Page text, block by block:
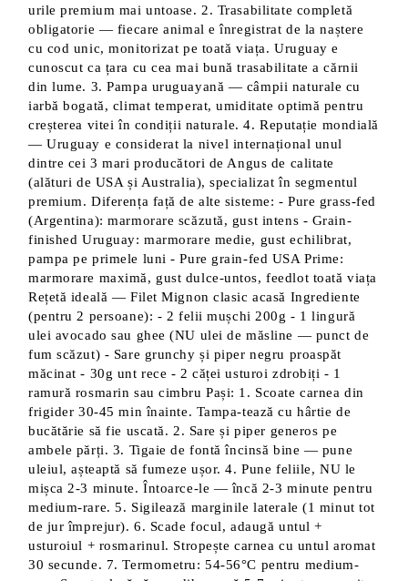
urile premium mai untoase. 2. Trasabilitate completă
obligatorie — fiecare animal e înregistrat de la naștere
cu cod unic, monitorizat pe toată viața. Uruguay e
cunoscut ca țara cu cea mai bună trasabilitate a cărnii
din lume. 3. Pampa uruguayană — câmpii naturale cu
iarbă bogată, climat temperat, umiditate optimă pentru
creșterea vitei în condiții naturale. 4. Reputație mondială
— Uruguay e considerat la nivel internațional unul
dintre cei 3 mari producători de Angus de calitate
(alături de USA și Australia), specializat în segmentul
premium. Diferența față de alte sisteme: - Pure grass-fed
(Argentina): marmorare scăzută, gust intens - Grain-
finished Uruguay: marmorare medie, gust echilibrat,
pampa pe primele luni - Pure grain-fed USA Prime:
marmorare maximă, gust dulce-untos, feedlot toată viața
Rețetă ideală — Filet Mignon clasic acasă Ingrediente
(pentru 2 persoane): - 2 felii mușchi 200g - 1 lingură
ulei avocado sau ghee (NU ulei de măsline — punct de
fum scăzut) - Sare grunchy și piper negru proaspăt
măcinat - 30g unt rece - 2 căței usturoi zdrobiți - 1
ramură rosmarin sau cimbru Pași: 1. Scoate carnea din
frigider 30-45 min înainte. Tampa-tează cu hârtie de
bucătărie să fie uscată. 2. Sare și piper generos pe
ambele părți. 3. Tigaie de fontă încinsă bine — pune
uleiul, așteaptă să fumeze ușor. 4. Pune feliile, NU le
mișca 2-3 minute. Întoarce-le — încă 2-3 minute pentru
medium-rare. 5. Sigilează marginile laterale (1 minut tot
de jur împrejur). 6. Scade focul, adaugă untul +
usturoiul + rosmarinul. Stropește carnea cu untul aromat
30 secunde. 7. Termometru: 54-56°C pentru medium-